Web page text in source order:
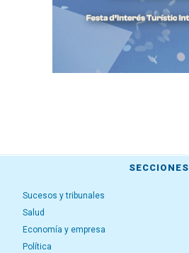
SECCIONES
Sucesos y tribunales
Salud
Economía y empresa
Política